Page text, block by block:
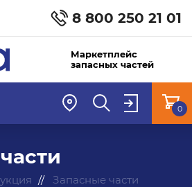
8 800 250 21 01
Маркетплейс
запасных частей
0
Запасные части